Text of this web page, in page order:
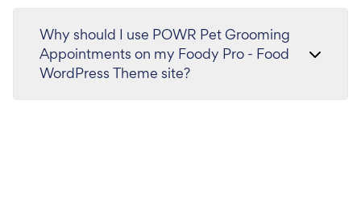
Why should I use POWR Pet Grooming
Appointments on my Foody Pro - Food
WordPress Theme site?